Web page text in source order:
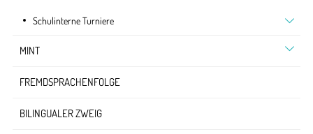
Schulinterne Turniere
MINT
FREMDSPRACHENFOLGE
BILINGUALER ZWEIG